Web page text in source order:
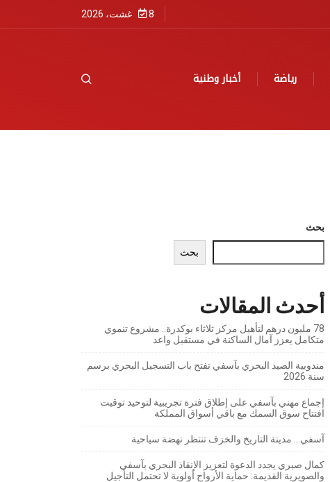
8 غشت، 2026
رياضة أخبار وطنية
بحث
بحث
أحدث المقالات
78 مليون درهم لتأهيل مركز ثلاثاء بوكدرة.. مشروع تنموي
متكامل يعزز آمال الساكنة في مستقبل واعد
مندوبية الصيد البحري بآسفي تفتح باب التسجيل البحري برسم
سنة 2026
إجماع مهني بآسفي على إطلاق فترة تجريبية لتوحيد توقيت
افتتاح سوق السمك مع باقي أسواق المملكة
آسفي… مدينة التاريخ والخزف تنتظر نهضة سياحية
كمال صبري يجدد الدعوة لتعزيز الإنقاذ البحري بآسفي
والصويرية القديمة: حماية الأرواح أولوية لا تحتمل التأجيل